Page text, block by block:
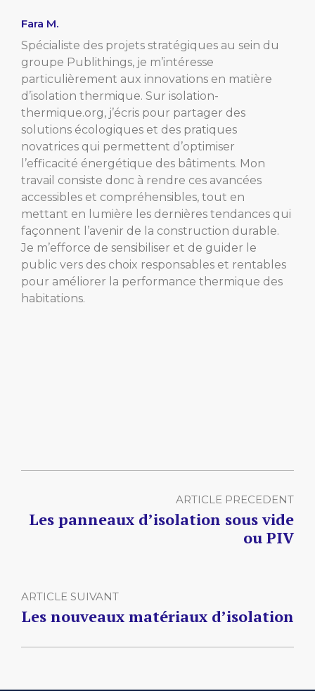
Fara M.
Spécialiste des projets stratégiques au sein du
groupe Publithings, je m’intéresse
particulièrement aux innovations en matière
d’isolation thermique. Sur isolation-
thermique.org, j’écris pour partager des
solutions écologiques et des pratiques
novatrices qui permettent d’optimiser
l’efficacité énergétique des bâtiments. Mon
travail consiste donc à rendre ces avancées
accessibles et compréhensibles, tout en
mettant en lumière les dernières tendances qui
façonnent l’avenir de la construction durable.
Je m’efforce de sensibiliser et de guider le
public vers des choix responsables et rentables
pour améliorer la performance thermique des
habitations.
ARTICLE PRECEDENT
Les panneaux d’isolation sous vide
ou PIV
ARTICLE SUIVANT
Les nouveaux matériaux d’isolation